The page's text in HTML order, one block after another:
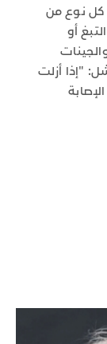
نوع من
أو
"إذا أزلت